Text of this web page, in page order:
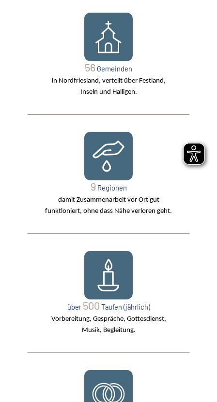
56 Gemeinden
in Nordfriesland, verteilt über Festland,
Inseln und Halligen.
9 Regionen
damit Zusammenarbeit vor Ort gut
funktioniert, ohne dass Nähe verloren geht.
über 500 Taufen (jährlich)
Vorbereitung, Gespräche, Gottesdienst,
Musik, Begleitung.